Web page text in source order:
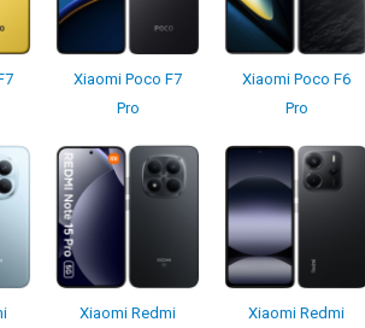
Xiaomi Poco F7
Pro
Xiaomi Poco F6
Pro
Xiaomi Redmi
Xiaomi Redmi